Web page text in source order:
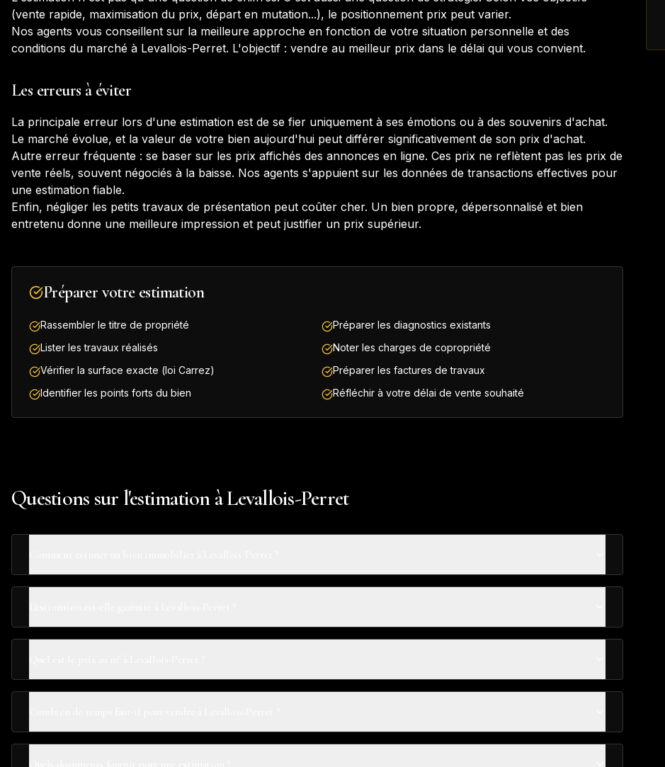
(vente rapide, maximisation du prix, départ en mutation...), le positionnement prix peut varier.
Nos agents vous conseillent sur la meilleure approche en fonction de votre situation personnelle et des
conditions du marché à Levallois-Perret. L'objectif : vendre au meilleur prix dans le délai qui vous convient.
Les erreurs à éviter
La principale erreur lors d'une estimation est de se fier uniquement à ses émotions ou à des souvenirs d'achat.
Le marché évolue, et la valeur de votre bien aujourd'hui peut différer significativement de son prix d'achat.
Autre erreur fréquente : se baser sur les prix affichés des annonces en ligne. Ces prix ne reflètent pas les prix de
vente réels, souvent négociés à la baisse. Nos agents s'appuient sur les données de transactions effectives pour
une estimation fiable.
Enfin, négliger les petits travaux de présentation peut coûter cher. Un bien propre, dépersonnalisé et bien
entretenu donne une meilleure impression et peut justifier un prix supérieur.
Préparer votre estimation
Rassembler le titre de propriété
Préparer les diagnostics existants
Lister les travaux réalisés
Noter les charges de copropriété
Vérifier la surface exacte (loi Carrez)
Préparer les factures de travaux
Identifier les points forts du bien
Réfléchir à votre délai de vente souhaité
Questions sur l'estimation à Levallois-Perret